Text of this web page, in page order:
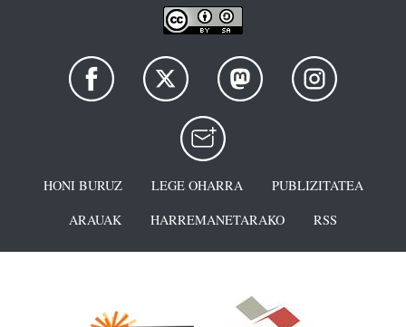
HONI BURUZ LEGE OHARRA
PUBLIZITATEA
ARAUAK
HARREMANETARAKO RSS